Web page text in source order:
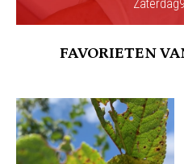
Zaterdag
FAVORIETEN